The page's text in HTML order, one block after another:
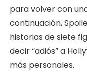
para volver con
continuación,
historias de siete
decir “adiós” a
más personales.